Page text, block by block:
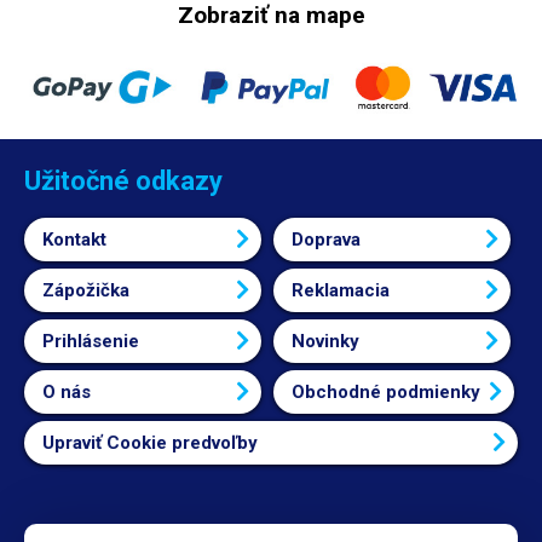
Zobraziť na mape
Užitočné odkazy
Kontakt Doprava
Zápožička Reklamacia
Prihlásenie Novinky
O nás Obchodné podmienky
Upraviť Cookie predvoľby